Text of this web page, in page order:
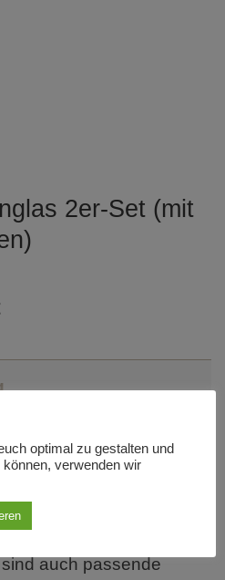
2er-Set (mit
für
auch ohne
Teelichtkerzen
auch passende
optimal zu gestalten und
verwenden wir